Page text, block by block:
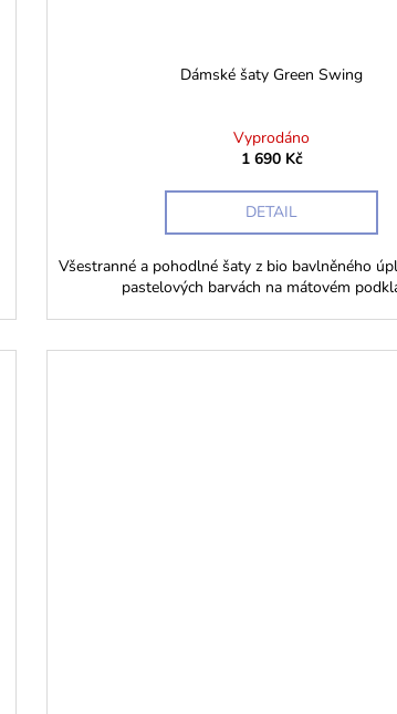
Dámské šaty Green Swing
Vyprodáno
1 690 Kč
DETAIL
Všestranné a pohodlné šaty z bio bavlněného
pastelových barvách na mátovém